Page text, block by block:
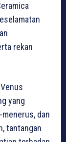
rekan
yang
dan
tantangan